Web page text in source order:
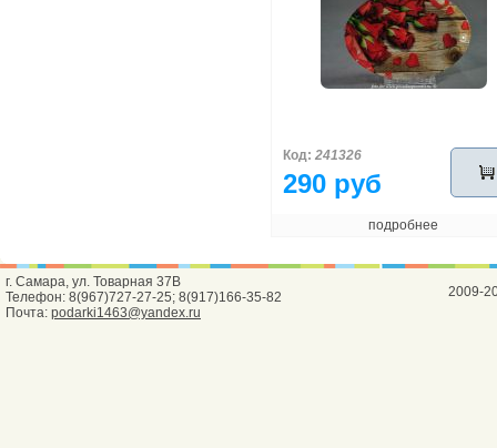
Код: 241326
290 руб
подробнее
г. Самара, ул. Товарная 37В
Телефон: 8(967)727-27-25; 8(917)166-35-82
Почта: podarki1463@yandex.ru
2009-